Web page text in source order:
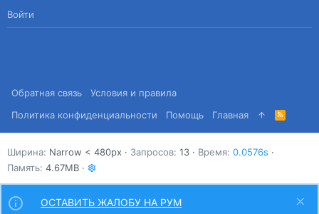
Войти
Обратная связь
Условия и правила
Политика конфиденциальности
Помощь Главная
R
S
S
Ширина Запросов 13 Время 0.0576s
Память 4.67MB
Снизу
ОСТАВИТЬ ЖАЛОБУ НА РУМ